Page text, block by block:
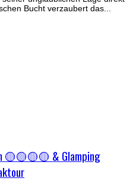
Bucht verzaubert das...
🟡🟡🟡🟡 & Glamping